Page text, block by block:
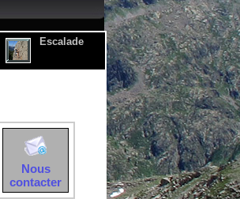
Escalade
Nous
contacter